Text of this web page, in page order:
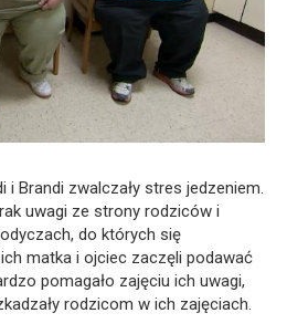
i Brandi zwalczały stres jedzeniem.
uwagi ze strony rodziców i
do których się
matka i ojciec zaczęli podawać
pomagało zajęciu ich uwagi,
rodzicom w ich zajęciach.